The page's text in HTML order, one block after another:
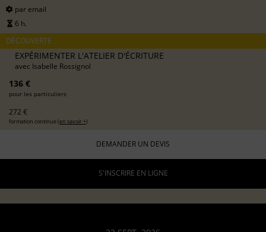
par email
6 h.
DÉCOUVERTE
EXPÉRIMENTER L'ATELIER D'ÉCRITURE
avec Isabelle Rossignol
136 €
pour les particuliers
272 €
formation continue (en savoir +)
DEMANDER UN DEVIS
S'INSCRIRE EN LIGNE